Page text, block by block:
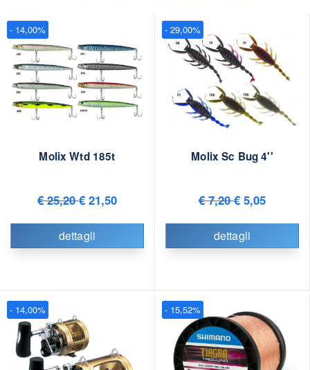
Molix Wtd 185t
€ 25,20€ 21,50
dettagli
- 14,00%
Molix Sc Bug 4''
€ 7,20€ 5,05
dettagli
- 29,00%
- 14,00% - 15,52%